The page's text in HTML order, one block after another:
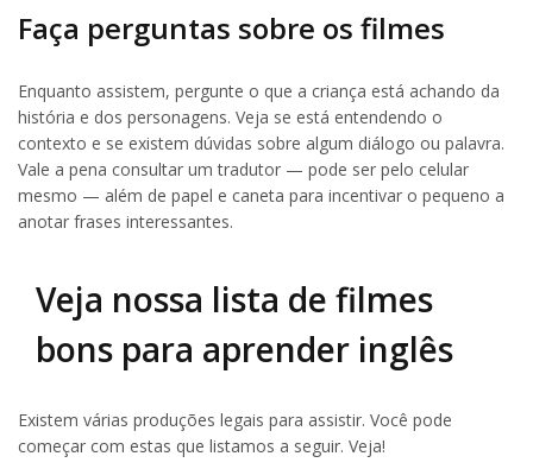
Faça perguntas sobre os filmes
Enquanto assistem, pergunte o que a criança está achando da
história e dos personagens. Veja se está entendendo o
contexto e se existem dúvidas sobre algum diálogo ou palavra.
Vale a pena consultar um tradutor — pode ser pelo celular
mesmo — além de papel e caneta para incentivar o pequeno a
anotar frases interessantes.
Veja nossa lista de filmes
bons para aprender inglês
Existem várias produções legais para assistir. Você pode
começar com estas que listamos a seguir. Veja!